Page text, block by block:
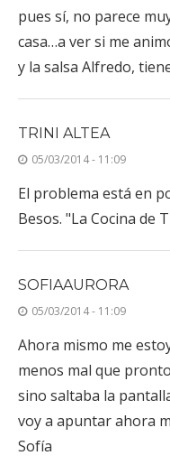
pues sí, no parece
casa…a ver si me
y la salsa Alfredo,
TRINI ALTEA
05/03/2014 - 11:09
El problema está en
Besos. "La Cocina de
SOFIAAURORA
05/03/2014 - 11:09
Ahora mismo me
menos mal que
sino saltaba la
voy a apuntar ahora
Sofía